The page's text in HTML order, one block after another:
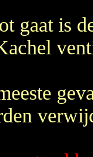
gaat is